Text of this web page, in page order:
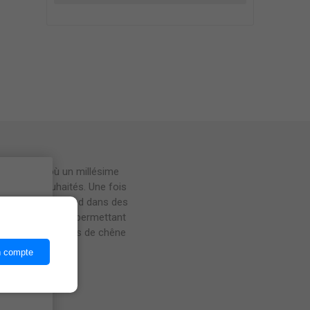
Velhas où un millésime
souhaités. Une fois
foulage à pied dans des
et les peaux, permettant
élevage en fûts de chêne
compte